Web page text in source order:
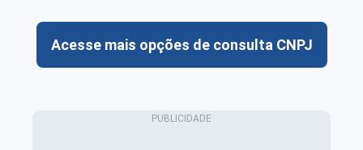
Acesse mais opções de consulta CNPJ